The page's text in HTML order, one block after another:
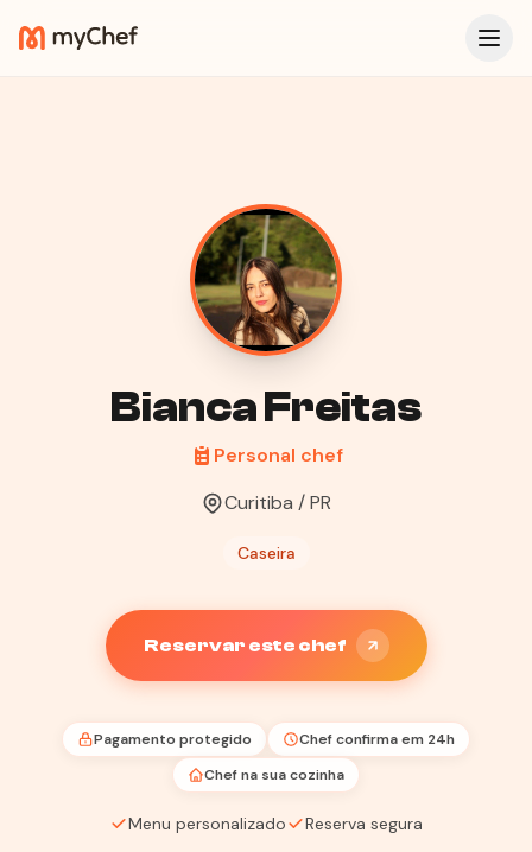
Bianca Freitas
Personal chef
Curitiba / PR
Caseira
Reservar este chef
Pagamento protegido
Chef confirma em 24h
Chef na sua cozinha
Menu personalizado Reserva segura